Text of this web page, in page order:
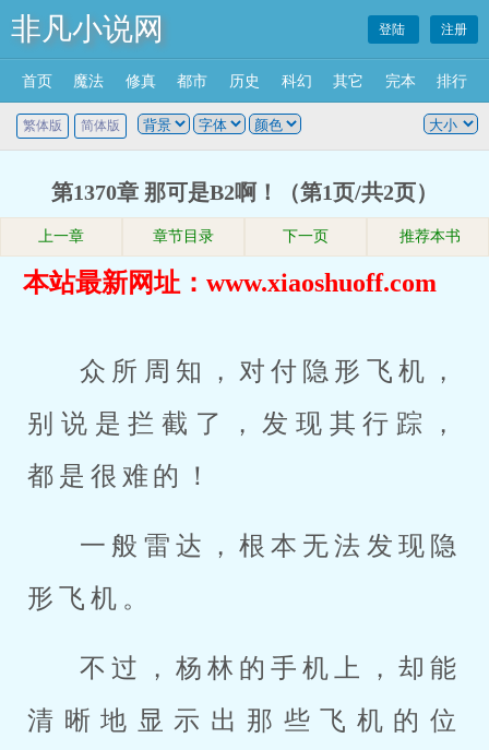
非凡小说网 登陆 注册
首页 魔法 修真 都市 历史 科幻 其它 完本 排行
繁体版 简体版
第1370章 那可是B2啊！（第1页/共2页）
上一章 章节目录 下一页 推荐本书
本站最新网址：www.xiaoshuoff.com
众所周知，对付隐形飞机，
别说是拦截了，发现其行踪，
都是很难的！
一般雷达，根本无法发现隐
形飞机。
不过，杨林的手机上，却能
清晰地显示出那些飞机的位